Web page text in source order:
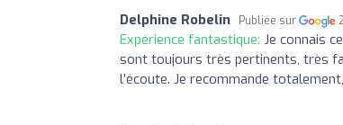
Delphine Robelin Publiée sur
Expérience fantastique: Je connais
sont toujours très pertinents, très
l’écoute. Je recommande